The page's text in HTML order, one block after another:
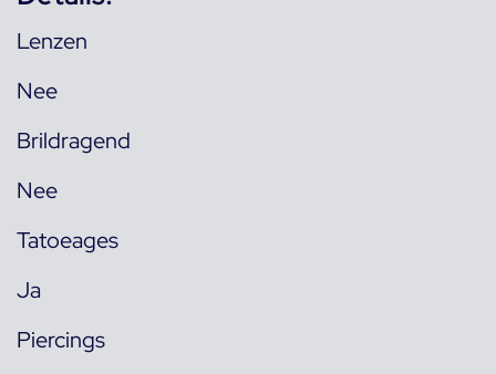
Lenzen
Nee
Brildragend
Nee
Tatoeages
Ja
Piercings